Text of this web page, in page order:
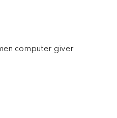
computer giver